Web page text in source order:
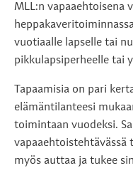
MLL:n vapaaehtoisena
vuotiaalle lapselle tai
pikkulapsiperheelle tai
Tapaamisia on pari
elämäntilanteesi
toimintaan vuodeksi.
myös auttaa ja tukee